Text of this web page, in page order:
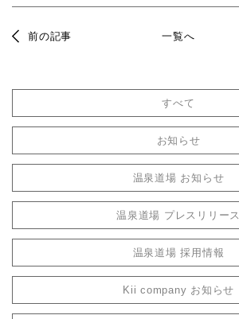
前の記事 一覧へ
すべて
お知らせ
温泉道場 お知らせ
温泉道場 プレスリリース
温泉道場 採用情報
Kii company お知らせ